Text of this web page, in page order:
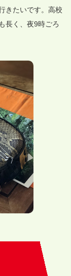
きたいです。高校
長く、夜9時ごろ